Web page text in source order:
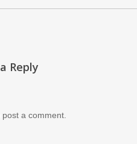
Reply
post a comment.